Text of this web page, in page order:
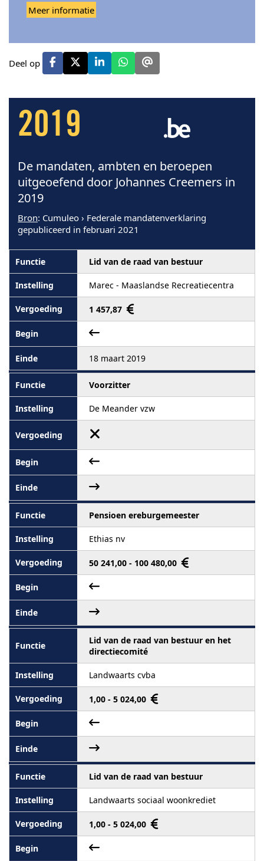
Meer informatie
Deel op
2019
De mandaten, ambten en beroepen
uitgeoefend door Johannes Creemers in
2019
Bron: Cumuleo › Federale mandatenverklaring
gepubliceerd in februari 2021
Lid van de raad van bestuur
Marec - Maaslandse Recreatiecentra
1 457,87
18 maart 2019
Voorzitter
De Meander vzw
Pensioen ereburgemeester
Ethias nv
50 241,00 - 100 480,00
Lid van de raad van bestuur en het
directiecomité
Landwaarts cvba
1,00 - 5 024,00
Lid van de raad van bestuur
Landwaarts sociaal woonkrediet
1,00 - 5 024,00